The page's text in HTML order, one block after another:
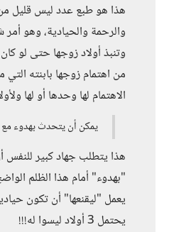
هذا هو طبع عدد ليس قليل
والرحمة والحيادية، وهو أمر
وتنبذ أولاد زوجها حتى لو
من اهتمام زوجها بابنته
الاهتمام لها وحدها أو لها
يمكن أن يتحدث بهدوء مع
هذا يتطلب جهاد كبير
"بهدوء" أمام هذا الظلم
يعمل "ليقنعها" أن تكون
يحتمل 3 أولاد ليسوا له!!!